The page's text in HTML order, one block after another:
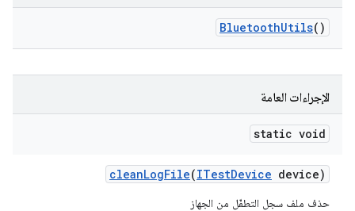
BluetoothUtils()
الإجراءات العامة
static void
cleanLogFile(ITestDevice device)
حذف ملف سجل التطفّل من الجهاز